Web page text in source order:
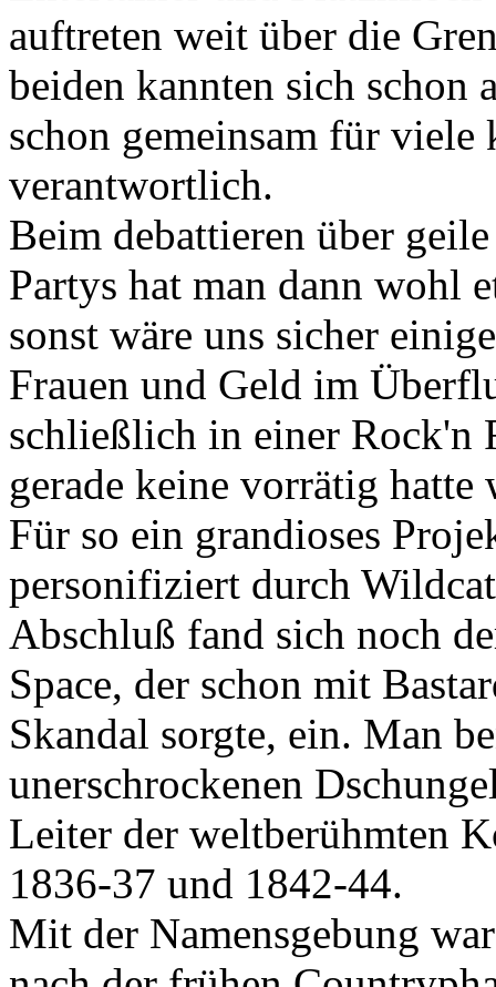
auftreten weit über die
beiden kannten sich schon
schon gemeinsam für
verantwortlich.
Beim debattieren über
Partys hat man dann wohl
sonst wäre uns sicher
Frauen und Geld im
schließlich in einer Rock'n
gerade keine vorrätig hatte
Für so ein grandioses
personifiziert durch
Abschluß fand sich noch
Space, der schon mit
Skandal sorgte, ein. Man
unerschrockenen
Leiter der weltberühmten
1836-37 und 1842-44.
Mit der Namensgebung